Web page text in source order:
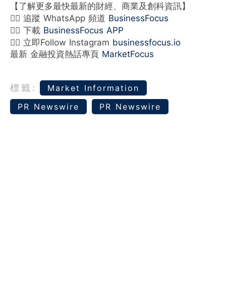
【了解更多最快最新的財經、商業及創科資訊】
👉🏻 追蹤 WhatsApp 頻道 BusinessFocus
👉🏻 下載 BusinessFocus APP
👉🏻 立即Follow Instagram businessfocus.io
最新 金融投資熱話專頁 MarketFocus
標籤:
Market Information
PR Newswire
PR Newswire